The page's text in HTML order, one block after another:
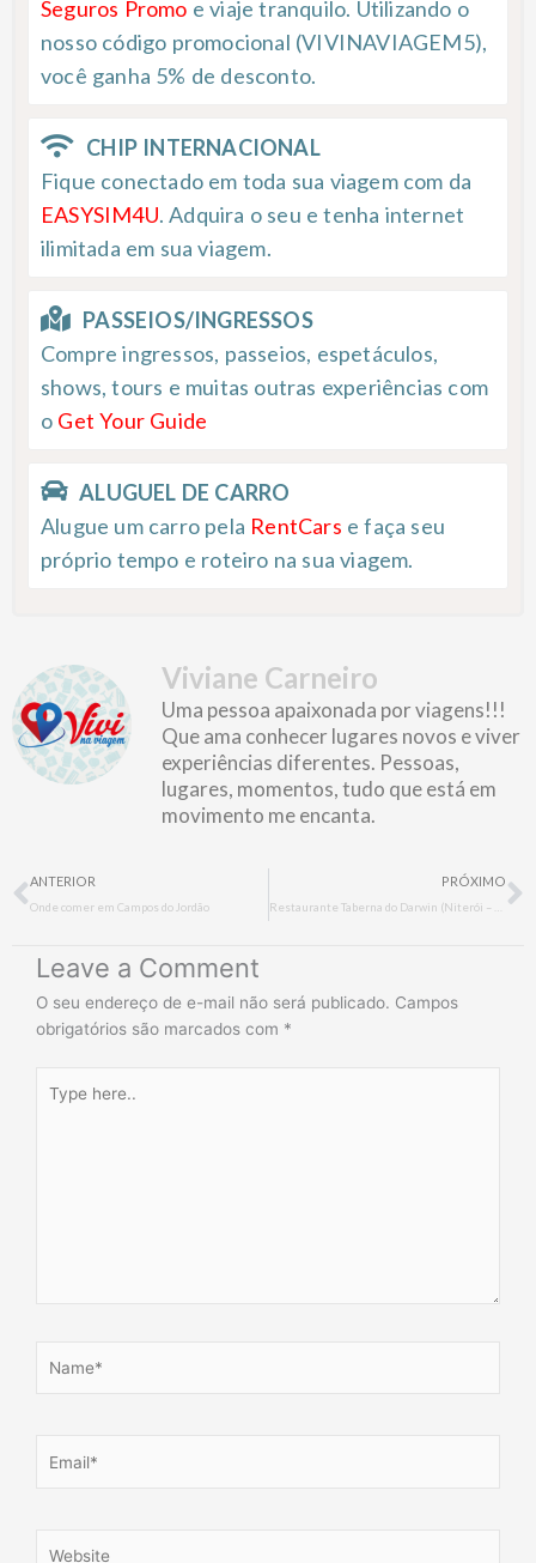
Seguros Promo e viaje tranquilo. Utilizando o
nosso código promocional (VIVINAVIAGEM5),
você ganha 5% de desconto.
CHIP INTERNACIONAL
Fique conectado em toda sua viagem com da
EASYSIM4U. Adquira o seu e tenha internet
ilimitada em sua viagem.
PASSEIOS/INGRESSOS
Compre ingressos, passeios, espetáculos,
shows, tours e muitas outras experiências com
o Get Your Guide
ALUGUEL DE CARRO
Alugue um carro pela RentCars e faça seu
próprio tempo e roteiro na sua viagem.
Viviane Carneiro
Uma pessoa apaixonada por viagens!!!
Que ama conhecer lugares novos e viver
experiências diferentes. Pessoas,
lugares, momentos, tudo que está em
movimento me encanta.
Prev
ANTERIOR
Onde comer em Campos do Jordão
PRÓXIMO
Restaurante Taberna do Darwin (Niterói – RJ)
Leave a Comment
O seu endereço de e-mail não será publicado. Campos
obrigatórios são marcados com *
here..